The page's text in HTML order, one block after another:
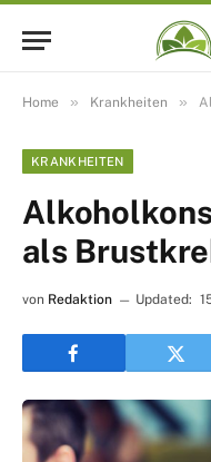
Home » Krankheiten »
KRANKHEITEN
als
von Redaktion Updated: